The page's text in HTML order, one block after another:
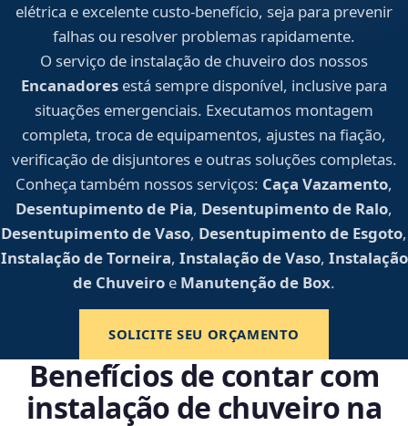
elétrica e excelente custo-benefício, seja para prevenir
falhas ou resolver problemas rapidamente.
O serviço de instalação de chuveiro dos nossos
Encanadores está sempre disponível, inclusive para
situações emergenciais. Executamos montagem
completa, troca de equipamentos, ajustes na fiação,
verificação de disjuntores e outras soluções completas.
Conheça também nossos serviços: Caça Vazamento,
Desentupimento de Pia, Desentupimento de Ralo,
Desentupimento de Vaso, Desentupimento de Esgoto,
Instalação de Torneira, Instalação de Vaso, Instalação
de Chuveiro e Manutenção de Box.
SOLICITE SEU ORÇAMENTO
Benefícios de contar com
instalação de chuveiro na